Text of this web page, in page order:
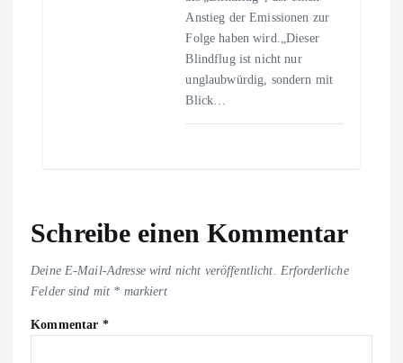
Anstieg der Emissionen zur
Folge haben wird.„Dieser
Blindflug ist nicht nur
unglaubwürdig, sondern mit
Blick…
Schreibe einen Kommentar
Deine E-Mail-Adresse wird nicht veröffentlicht. Erforderliche
Felder sind mit * markiert
Kommentar *